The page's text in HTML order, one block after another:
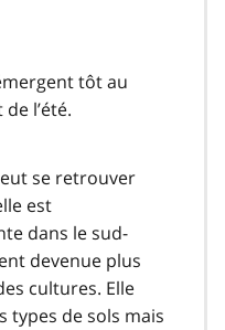
tôt au
l’été.
se retrouver
est
dans le sud-
devenue plus
cultures. Elle
types de sols mais